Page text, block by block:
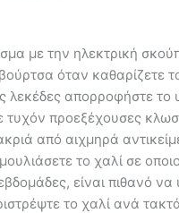
με την ηλεκτρική
όταν καθαρίζετε
λεκέδες απορροφήστε
προεξέχουσες
από αιχμηρά
το χαλί σε
είναι πιθανό
το χαλί ανά